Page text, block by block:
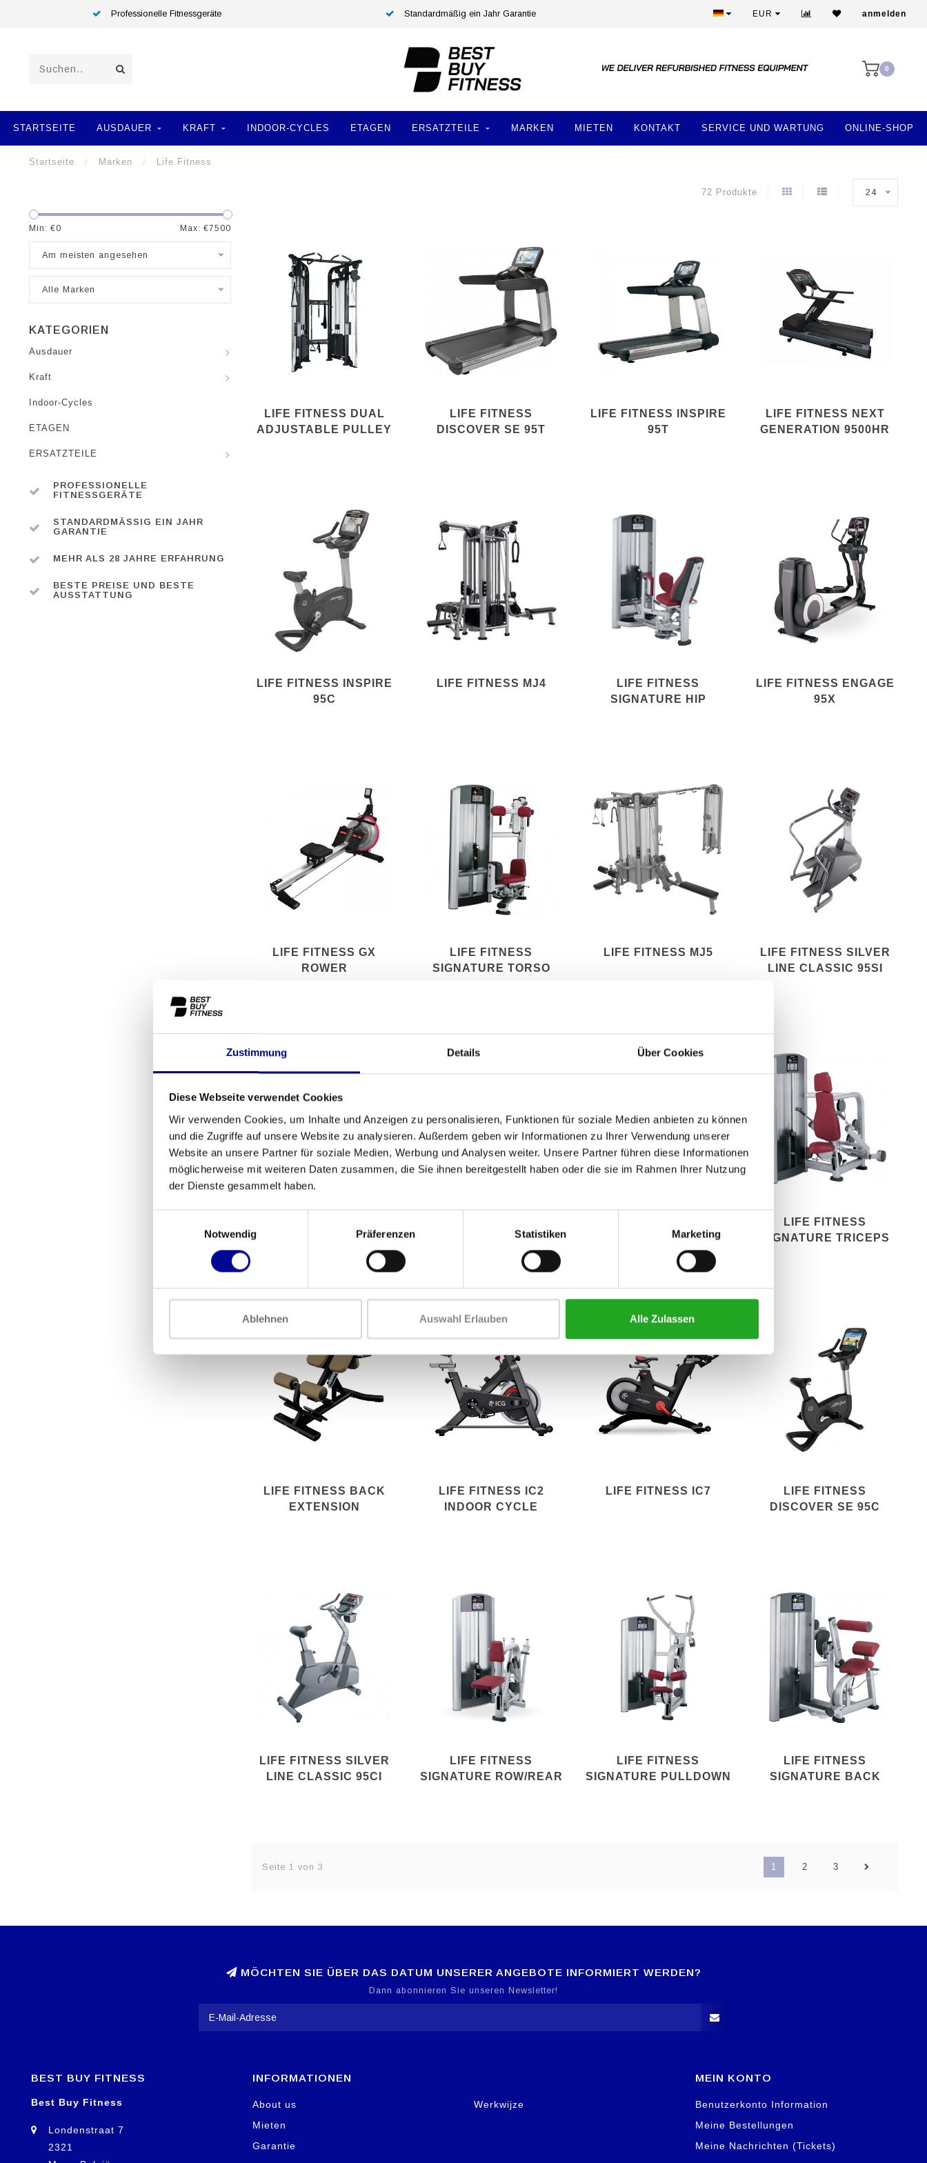
Zustimmung Details Über Cookies
Diese Webseite verwendet Cookies
Wir verwenden Cookies, um Inhalte und Anzeigen zu personalisieren, Funktionen für soziale Medien anbieten zu können
und die Zugriffe auf unsere Website zu analysieren. Außerdem geben wir Informationen zu Ihrer Verwendung unserer
Website an unsere Partner für soziale Medien, Werbung und Analysen weiter. Unsere Partner führen diese Informationen
möglicherweise mit weiteren Daten zusammen, die Sie ihnen bereitgestellt haben oder die sie im Rahmen Ihrer Nutzung
der Dienste gesammelt haben.
Notwendig
Präferenzen Statistiken Marketing
Ablehnen Auswahl Erlauben Alle Zulassen
Professionelle Fitnessgeräte Standardmäßig ein Jahr Garantie Mehr als 28 Jahre Erfahrung
EUR anmelden
0
STARTSEITE AUSDAUER KRAFT INDOOR-CYCLES ETAGEN ERSATZTEILE MARKEN MIETEN KONTAKT SERVICE UND WARTUNG ONLINE-SHOP
Startseite / Marken / Life Fitness
72 Produkte 24
Min: €0 Max: €7500
Am meisten angesehen
Alle Marken
KATEGORIEN
Ausdauer
Kraft
Indoor-Cycles
ETAGEN
ERSATZTEILE
PROFESSIONELLE
FITNESSGERÄTE
STANDARDMÄSSIG EIN JAHR G
ARANTIE
MEHR ALS 28 JAHRE ERFAHRUNG
BESTE PREISE UND BESTE
AUSSTATTUNG
LIFE FITNESS DUAL
ADJUSTABLE PULLEY
LIFE FITNESS
DISCOVER SE 95T
LIFE FITNESS INSPIRE
95T
LIFE FITNESS NEXT
GENERATION 9500HR
LIFE FITNESS INSPIRE
95C
LIFE FITNESS MJ4
LIFE FITNESS
SIGNATURE HIP
LIFE FITNESS ENGAGE
95X
LIFE FITNESS GX
ROWER
LIFE FITNESS
SIGNATURE TORSO
LIFE FITNESS MJ5
LIFE FITNESS SILVER
LINE CLASSIC 95SI
GENERATION 9500HR
LINE CLASSIC 95XE
LIFE FITNESS
SIGNATURE TRICEPS
LIFE FITNESS BACK
EXTENSION
LIFE FITNESS IC2
INDOOR CYCLE
LIFE FITNESS IC7
LIFE FITNESS
DISCOVER SE 95C
LIFE FITNESS SILVER
LINE CLASSIC 95CI
LIFE FITNESS
SIGNATURE ROW/REAR
LIFE FITNESS
SIGNATURE PULLDOWN
LIFE FITNESS
SIGNATURE BACK
Seite 1 von 3 1 2 3
MÖCHTEN SIE ÜBER DAS DATUM UNSERER ANGEBOTE INFORMIERT WERDEN?
Dann abonnieren Sie unseren Newsletter!
BEST BUY FITNESS
Best Buy Fitness
Londenstraat 7
2321
INFORMATIONEN
About us
Mieten
Garantie
Werkwijze
MEIN KONTO
Benutzerkonto Information
Meine Bestellungen
Meine Nachrichten (Tickets)